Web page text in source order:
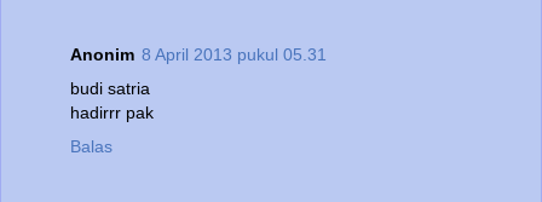
Anonim 8 April 2013 pukul 05.31
budi satria
hadirrr pak
Balas